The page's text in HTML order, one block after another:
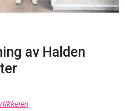
av Halden